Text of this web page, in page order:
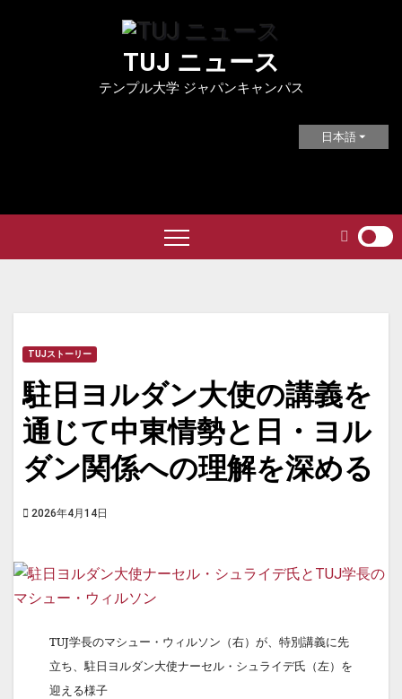
TUJ ニュース
テンプル大学 ジャパンキャンパス
日本語
TUJストーリー
駐日ヨルダン大使の講義を
通じて中東情勢と日・ヨル
ダン関係への理解を深める
2026年4月14日
TUJ学長のマシュー・ウィルソン（右）が、特別講義に先
立ち、駐日ヨルダン大使ナーセル・シュライデ氏（左）を
迎える様子